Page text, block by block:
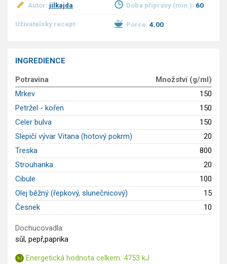
vnitřnosti
Omáčky
Saláty
Sladké pokrmy
Dezerty
Nápoje
Ostatní
Dětské recepty
GLP-1 recepty
Autor: jilkajda Doba přípravy (min.): 60
Uživatelský recept Porce: 4.00
INGREDIENCE
Potravina
Množství (g/ml)
Mrkev
150
Petržel - kořen
150
Celer bulva
150
Slepičí vývar Vitana (hotový pokrm)
20
Treska
800
Strouhanka
20
Cibule
100
Olej běžný (řepkový, slunečnicový)
15
Česnek
10
Dochucovadla:
sůl, pepř,paprika
Energetická hodnota celkem: 4753 kJ